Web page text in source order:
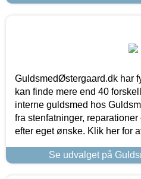
GuldsmedØstergaard.dk har
kan finde mere end 40
interne guldsmed hos
fra stenfatninger,
efter eget ønske. Klik her for
Se udvalget på